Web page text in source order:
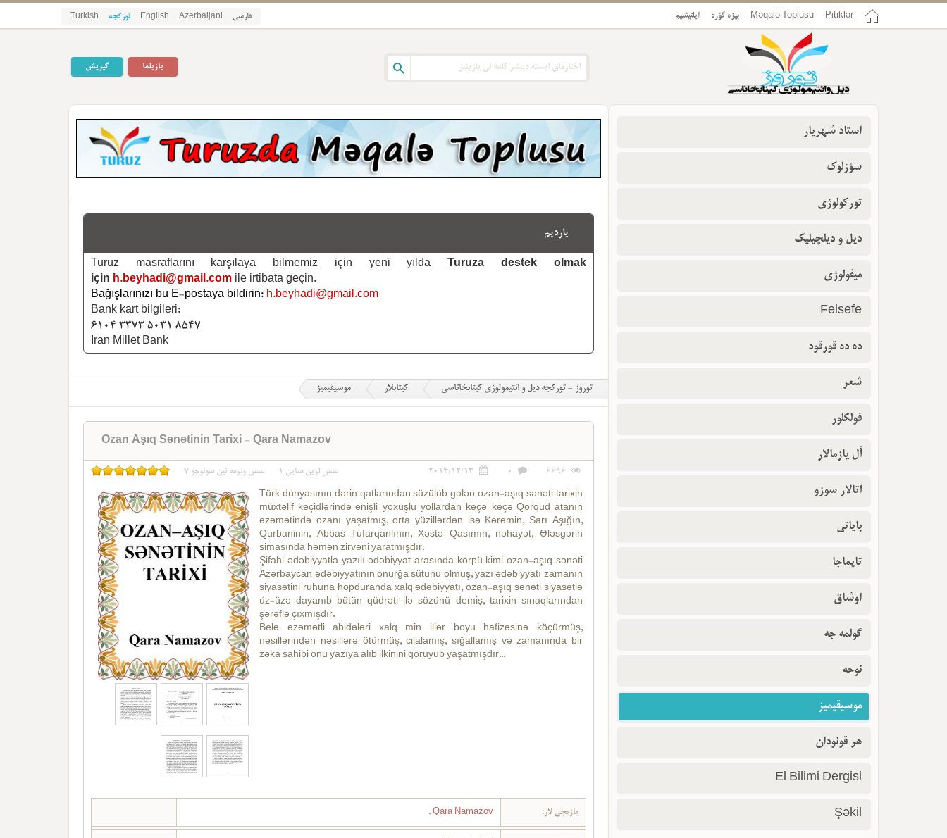
Pitiklər
Məqalə Toplusu بیزه گؤره ایلتیشیم فارسی Azerbaijani
English تورکجه Turkish
گیریش یازیلما
یاردیم
Turuz masraflarını karşılaya bilmemiz için yeni yılda
Turuza destek olmak
için h.beyhadi@gmail.com ile irtibata geçin.
Bağışlarınızı bu E-postaya bildirin: h.beyhadi@gmail.com
Bank kart bilgileri:
6104 3373 5031 8547
Iran Millet Bank
توروز - تورکجه دیل و ائتیمولوژی کیتابخاناسی کیتابلار موسیقیمیز
Ozan Aşıq Sənətinin Tarixi - Qara Namazov
6696
0
2014/12/13 سس لرین سایی 1 سس وئرمه نین سونوجو 7
Türk dünyasının dərin qatlarından süzülüb gələn ozan-aşıq sənəti tarixin
müxtəlif keçidlərində enişli-yoxuşlu yollardan keçə-keçə Qorqud atanın
əzəmətində ozanı yaşatmış, orta yüzillərdən isə Kərəmin, Sarı Aşığın,
Qurbaninin, Abbas Tufarqanlının, Xəstə Qasımın, nəhayət, Ələsgərin
simasında həmən zirvəni yaratmışdır.
Şifahi ədəbiyyatla yazılı ədəbiyyat arasında körpü kimi ozan-aşıq sənəti
Azərbaycan ədəbiyyatının onurğa sütunu olmuş, yazı ədəbiyyatı zamanın
siyasətini ruhuna hopduranda xalq ədəbiyyatı, ozan-aşıq sənəti siyasətlə
üz-üzə dayanıb bütün qüdrəti ilə sözünü demiş, tarixin sınaqlarından
şərəflə çıxmışdır.
Belə əzəmətli abidələri xalq min illər boyu hafizəsinə köçürmüş,
nəsillərindən-nəsillərə ötürmüş, cilalamış, sığallamış və zamanında bir
zəka sahibi onu yazıya alıb ilkinini qoruyub yaşatmışdır...
یازیچی لار: Qara Namazov
,
استاد شهریار
سؤزلوک
تورکولوژی
دیل و دیلچیلیک
میفولوژی
Felsefe
ده ده قورقود
شعر
فولکلور
أل یازمالار
آتالار سوزو
بایاتی
تاپماجا
اوشاق
گولمه جه
نوحه
موسیقیمیز
هر قونودان
El Bilimi Dergisi
Şəkil